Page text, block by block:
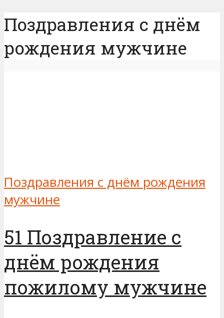
Поздравления с днём
рождения мужчине
Поздравления с днём рождения
мужчине
51 Поздравление с
днём рождения
пожилому мужчине